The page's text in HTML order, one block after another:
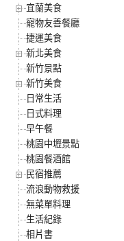
宜蘭美食
寵物友善餐廳
捷運美食
新北美食
新竹景點
新竹美食
日常生活
日式料理
早午餐
桃園中壢景點
桃園餐酒館
民宿推薦
流浪動物救援
無菜單料理
生活紀錄
相片書